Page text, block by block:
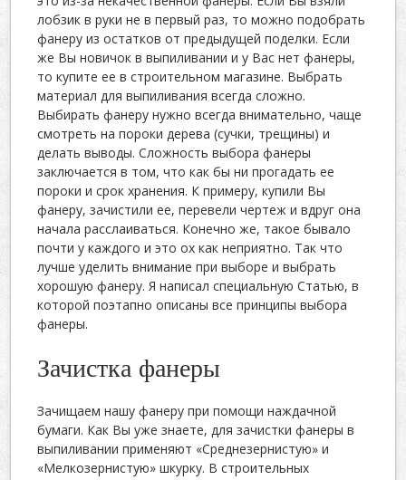
лобзик в руки не в первый раз, то можно подобрать
фанеру из остатков от предыдущей поделки. Если
же Вы новичок в выпиливании и у Вас нет фанеры,
то купите ее в строительном магазине. Выбрать
материал для выпиливания всегда сложно.
Выбирать фанеру нужно всегда внимательно, чаще
смотреть на пороки дерева (сучки, трещины) и
делать выводы. Сложность выбора фанеры
заключается в том, что как бы ни прогадать ее
пороки и срок хранения. К примеру, купили Вы
фанеру, зачистили ее, перевели чертеж и вдруг она
начала расслаиваться. Конечно же, такое бывало
почти у каждого и это ох как неприятно. Так что
лучше уделить внимание при выборе и выбрать
хорошую фанеру. Я написал специальную Статью, в
которой поэтапно описаны все принципы выбора
фанеры.
Зачистка фанеры
Зачищаем нашу фанеру при помощи наждачной
бумаги. Как Вы уже знаете, для зачистки фанеры в
выпиливании применяют «Среднезернистую» и
«Мелкозернистую» шкурку. В строительных